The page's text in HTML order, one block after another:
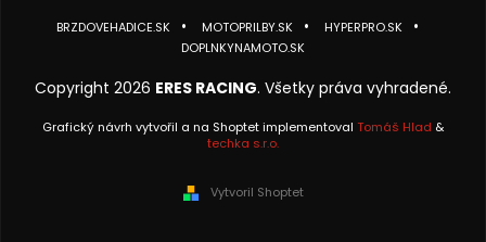
BRZDOVEHADICE.SK MOTOPRILBY.SK
HYPERPRO.SK
DOPLNKYNAMOTO.SK
Copyright 2026 ERES RACING. Všetky práva vyhradené.
Grafický návrh vytvořil a na Shoptet implementoval Tomáš Hlad &
techka s.r.o.
Vytvoril Shoptet